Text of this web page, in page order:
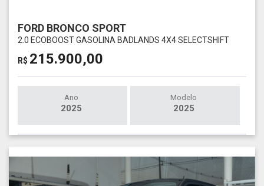
FORD BRONCO SPORT
2.0 ECOBOOST GASOLINA BADLANDS 4X4 SELECTSHIFT
R$ 215.900,00
Ano
2025
Modelo
2025